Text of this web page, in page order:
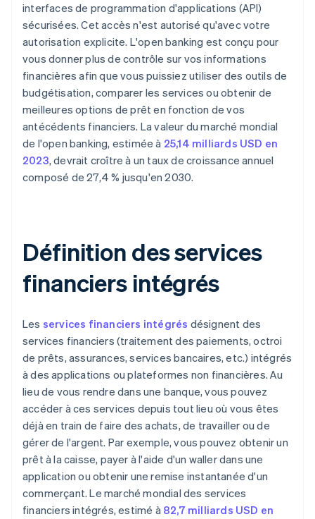
interfaces de programmation d'applications (API)
sécurisées. Cet accès n'est autorisé qu'avec votre
autorisation explicite. L'open banking est conçu pour
vous donner plus de contrôle sur vos informations
financières afin que vous puissiez utiliser des outils de
budgétisation, comparer les services ou obtenir de
meilleures options de prêt en fonction de vos
antécédents financiers. La valeur du marché mondial
de l'open banking, estimée à 25,14 milliards USD en
2023, devrait croître à un taux de croissance annuel
composé de 27,4 % jusqu'en 2030.
Définition des services
financiers intégrés
Les services financiers intégrés désignent des
services financiers (traitement des paiements, octroi
de prêts, assurances, services bancaires, etc.) intégrés
à des applications ou plateformes non financières. Au
lieu de vous rendre dans une banque, vous pouvez
accéder à ces services depuis tout lieu où vous êtes
déjà en train de faire des achats, de travailler ou de
gérer de l'argent. Par exemple, vous pouvez obtenir un
prêt à la caisse, payer à l'aide d'un waller dans une
application ou obtenir une remise instantanée d'un
commerçant. Le marché mondial des services
financiers intégrés, estimé à 82,7 milliards USD en